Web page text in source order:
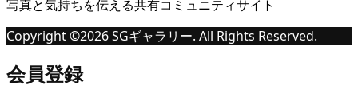
写真と気持ちを伝える共有コミュニティサイト
Copyright ©2026SGギャラリー. All Rights Reserved.
会員登録